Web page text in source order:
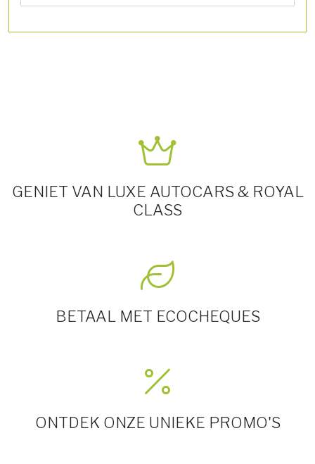
GENIET VAN LUXE AUTOCARS & ROYAL
CLASS
BETAAL MET ECOCHEQUES
ONTDEK ONZE UNIEKE PROMO'S